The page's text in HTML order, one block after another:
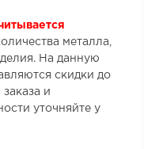
металла,
На данную
скидки до
и
уточняйте у